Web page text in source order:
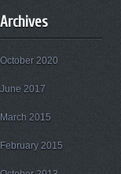
Archives
October 2020
June 2017
March 2015
February 2015